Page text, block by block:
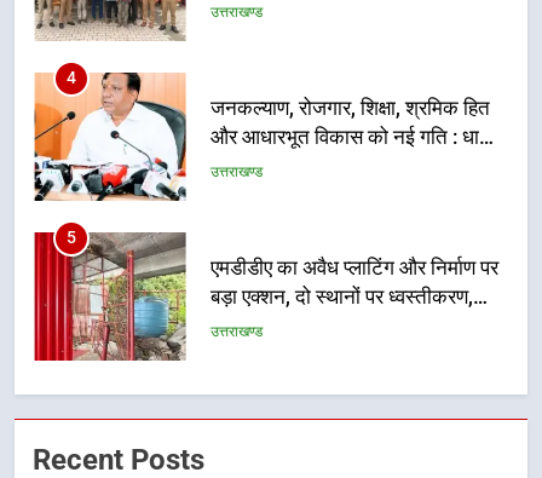
उत्तराखण्ड
4
जनकल्याण, रोजगार, शिक्षा, श्रमिक हित
और आधारभूत विकास को नई गति : धामी
कैबिनेट के ऐतिहासिक फैसले
उत्तराखण्ड
5
एमडीडीए का अवैध प्लाटिंग और निर्माण पर
बड़ा एक्शन, दो स्थानों पर ध्वस्तीकरण,
मसूरी मार्ग पर अवैध निर्माण सील
उत्तराखण्ड
6
राष्ट्रीय हथकरघा दिवस पर मुख्यमंत्री
Recent Posts